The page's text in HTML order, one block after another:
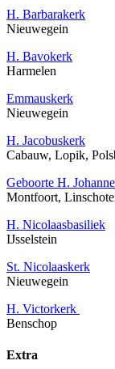
H. Barbarakerk
Nieuwegein
H. Bavokerk
Harmelen
Emmauskerk
Nieuwegein
H. Jacobuskerk
Cabauw, Lopik,
Geboorte H.
Montfoort,
H. Nicolaasbasiliek
IJsselstein
St. Nicolaaskerk
Nieuwegein
H. Victorkerk
Benschop
Extra